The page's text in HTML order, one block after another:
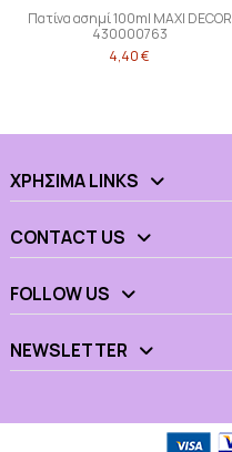
Πατίνα ασημί 100ml MAXI DECOR
430000763
4,40 €
ΧΡΉΣΙΜΑ LINKS
CONTACT US
FOLLOW US
NEWSLETTER